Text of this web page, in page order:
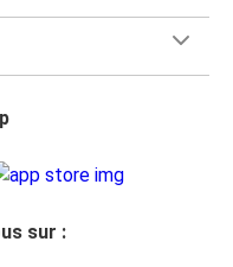
sur :